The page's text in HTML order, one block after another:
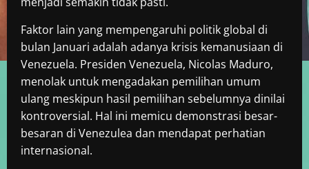
Faktor lain yang mempengaruhi politik global di
bulan Januari adalah adanya krisis kemanusiaan di
Venezuela. Presiden Venezuela, Nicolas Maduro,
menolak untuk mengadakan pemilihan umum
ulang meskipun hasil pemilihan sebelumnya dinilai
kontroversial. Hal ini memicu demonstrasi besar-
besaran di Venezulea dan mendapat perhatian
internasional.